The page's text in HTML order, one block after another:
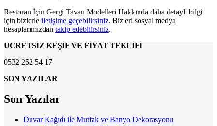
Restoran İçin Gergi Tavan Modelleri Hakkında daha detaylı bilgi
için bizlerle iletişime geçebilirsiniz. Bizleri sosyal medya
hesaplarımızdan takip edebilirsiniz.
ÜCRETSİZ KEŞİF VE FİYAT TEKLİFİ
0532 252 54 17
SON YAZILAR
Son Yazılar
Duvar Kağıdı ile Mutfak ve Banyo Dekorasyonu